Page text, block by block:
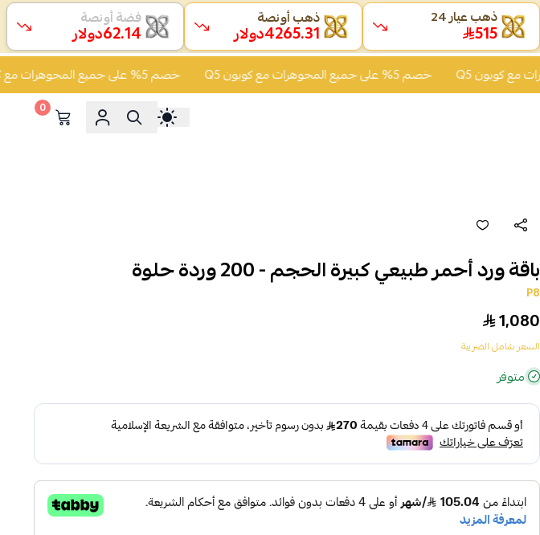
خصم 5% على جميع المجوهرات مع كوبون Q5 خصم 5% على جميع المجوهرات مع كوبون Q5
0
باقة ورد أحمر طبيعي كبيرة الحجم - 200 وردة حلوة
P8
1,080
السعر شامل الضريبة
متوفر
ذهب عيار 24
515
ذهب أونصة
4265.31دولار
فضة أونصة
62.14دولار